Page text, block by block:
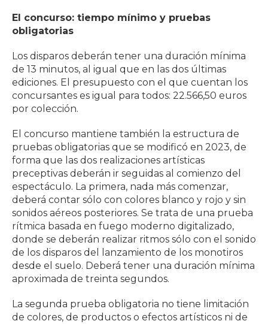
El concurso: tiempo mínimo y pruebas
obligatorias
Los disparos deberán tener una duración mínima
de 13 minutos, al igual que en las dos últimas
ediciones. El presupuesto con el que cuentan los
concursantes es igual para todos: 22.566,50 euros
por colección.
El concurso mantiene también la estructura de
pruebas obligatorias que se modificó en 2023, de
forma que las dos realizaciones artísticas
preceptivas deberán ir seguidas al comienzo del
espectáculo. La primera, nada más comenzar,
deberá contar sólo con colores blanco y rojo y sin
sonidos aéreos posteriores. Se trata de una prueba
rítmica basada en fuego moderno digitalizado,
donde se deberán realizar ritmos sólo con el sonido
de los disparos del lanzamiento de los monotiros
desde el suelo. Deberá tener una duración mínima
aproximada de treinta segundos.
La segunda prueba obligatoria no tiene limitación
de colores, de productos o efectos artísticos ni de